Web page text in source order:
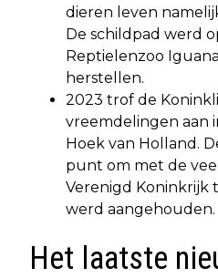
dieren leven
De schildpad werd
Reptielenzoo
herstellen.
2023 trof de
vreemdelingen aan
Hoek van Holland.
punt om met de
Verenigd Koninkrijk
werd aangehouden.
Het laatste